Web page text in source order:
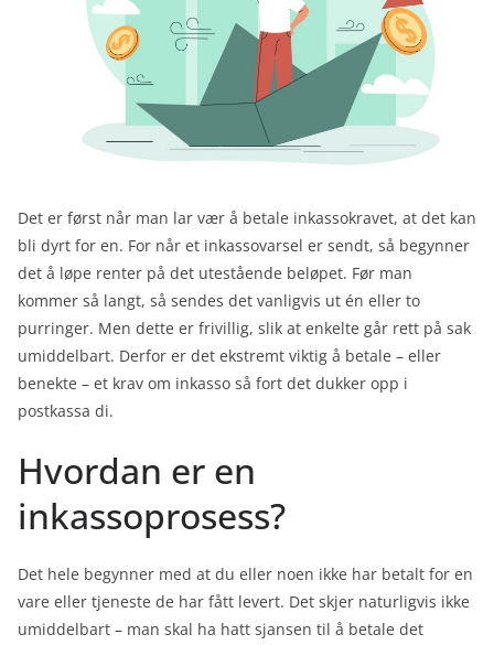
Det er først når man lar vær å betale inkassokravet, at det kan
bli dyrt for en. For når et inkassovarsel er sendt, så begynner
det å løpe renter på det utestående beløpet. Før man
kommer så langt, så sendes det vanligvis ut én eller to
purringer. Men dette er frivillig, slik at enkelte går rett på sak
umiddelbart. Derfor er det ekstremt viktig å betale – eller
benekte – et krav om inkasso så fort det dukker opp i
postkassa di.
Hvordan er en
inkassoprosess?
Det hele begynner med at du eller noen ikke har betalt for en
vare eller tjeneste de har fått levert. Det skjer naturligvis ikke
umiddelbart – man skal ha hatt sjansen til å betale det